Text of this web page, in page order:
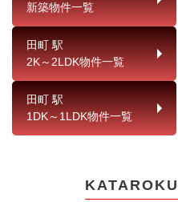
新築物件一覧
田町 駅
2K～2LDK物件一覧
田町 駅
1DK～1LDK物件一覧